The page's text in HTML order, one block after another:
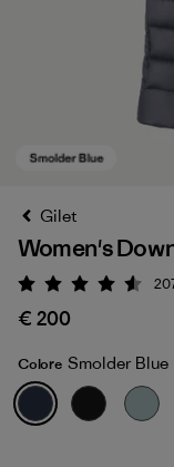
Smolder Blue
Gilet
Women's
€ 200
Colore Smolder Blue